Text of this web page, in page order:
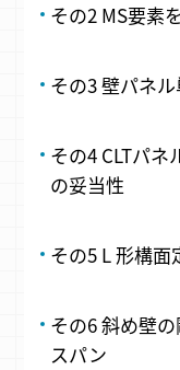
その2 MS要素
その3 壁パネ
その4 CLTパ
の妥当性
その5 L 形構
その6 斜め壁
スパン